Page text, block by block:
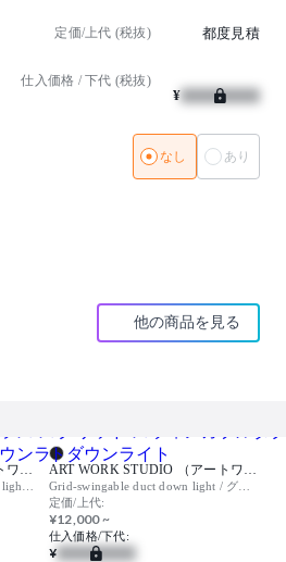
・明るさには若干の個体差があります
でのタイマー設定が可能
定価/上代 (税抜) 都度見積
仕入価格 / 下代 (税抜)
¥
なし あり
他の商品を見る
定価/上代:
¥12,000 ~
仕入価格/下代:
¥